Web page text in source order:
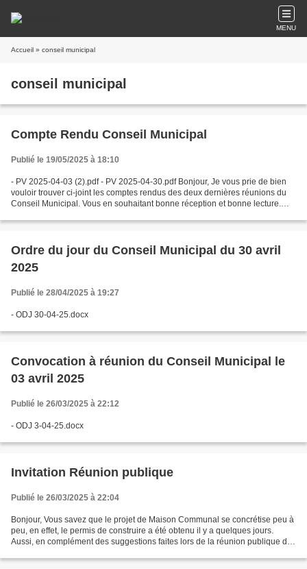
MENU
Accueil » conseil municipal
conseil municipal
Compte Rendu Conseil Municipal
Publié le 19/05/2025 à 18:10
- PV 2025-04-03 (2).pdf - PV 2025-04-30.pdf Bonjour, Je vous prie de bien
vouloir trouver ci-joint les comptes rendus des deux dernières réunions du
Conseil Municipal. Vous en souhaitant bonne réception et bonne lecture.
Ordre du jour du Conseil Municipal du 30 avril
2025
Publié le 28/04/2025 à 19:27
- ODJ 30-04-25.docx
Convocation à réunion du Conseil Municipal le
03 avril 2025
Publié le 26/03/2025 à 22:12
- ODJ 3-04-25.docx
Invitation Réunion publique
Publié le 26/03/2025 à 22:04
Bonjour, Vous savez que le projet de Maison Communal se concrétise peu à
peu, en effet, le permis de construire a été obtenu il y a quelques jours.
Aussi, en complément des suggestions faites lors de la réunion publique du